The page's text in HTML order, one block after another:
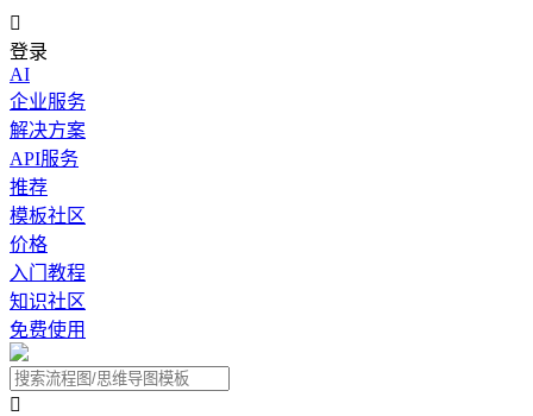

登录
AI
企业服务
解决方案
API服务
推荐
模板社区
价格
入门教程
知识社区
免费使用
